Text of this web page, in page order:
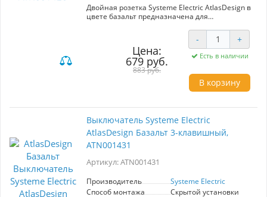
Двойная розетка Systeme Electric AtlasDesign в
цвете базальт предназначена для
максимальным током 16А. Идеальна для
современных интерьеров, сочетает в себе
стильный дизайн и высокую
функциональность. Подходит для
использования в жилых и офисных
Цена:
679 руб.
883 руб.
- +
Есть в наличии
В корзину
Выключатель Systeme Electric
AtlasDesign Базальт 3-клавишный,
ATN001431
Артикул: ATN001431
Производитель
Systeme Electric
Способ монтажа
Скрытой установки